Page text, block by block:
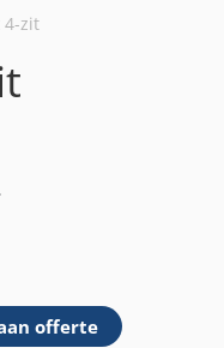
4-zit
offerte